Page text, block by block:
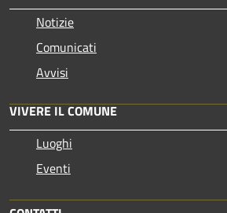
Notizie
Comunicati
Avvisi
VIVERE IL COMUNE
Luoghi
Eventi